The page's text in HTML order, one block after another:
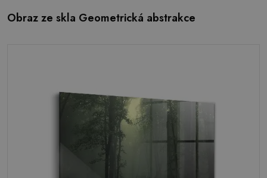
Obraz ze skla Geometrická abstrakce